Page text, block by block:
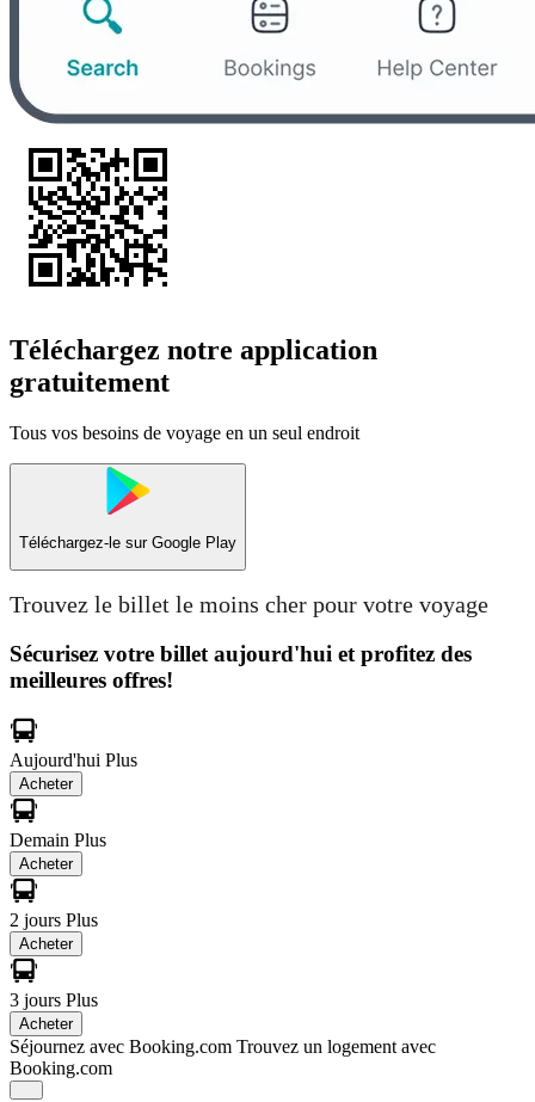
Téléchargez notre application
gratuitement
Tous vos besoins de voyage en un seul endroit
Téléchargez-le sur Google Play
Trouvez le billet le moins cher pour votre voyage
Sécurisez votre billet aujourd'hui et profitez des
meilleures offres!
Aujourd'hui Plus
Acheter
Demain Plus
Acheter
2 jours Plus
Acheter
3 jours Plus
Acheter
Séjournez avec Booking.com Trouvez un logement avec
Booking.com